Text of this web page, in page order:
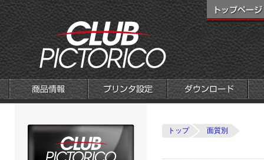
トップ 面質別